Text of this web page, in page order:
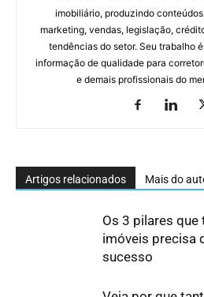
imobiliário, produzindo
marketing, vendas, legislação,
tendências do setor. Seu trabalho
informação de qualidade para
e demais profissionais do
Artigos relacionados Mais do
Os 3 pilares
imóveis precisa
sucesso